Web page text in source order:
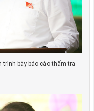
trình bày báo cáo thẩm tra